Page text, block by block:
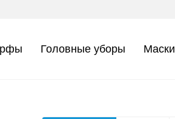
Головные уборы Маски